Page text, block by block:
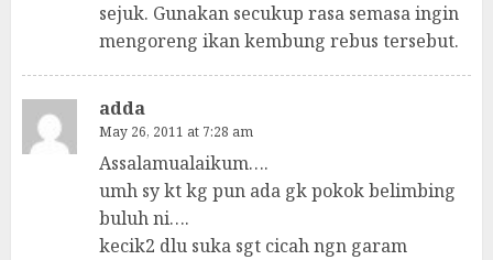
sejuk. Gunakan secukup rasa semasa ingin
mengoreng ikan kembung rebus tersebut.
adda
May 26, 2011 at 7:28 am
Assalamualaikum….
umh sy kt kg pun ada gk pokok belimbing
buluh ni….
kecik2 dlu suka sgt cicah ngn garam